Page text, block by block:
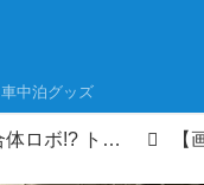
車中泊グッズ
まるで小型の合体ロボ!? トレーラーの進化をアメリカで見た！コンパクトで機能満載、オーニングはバットマンのウイング化!?